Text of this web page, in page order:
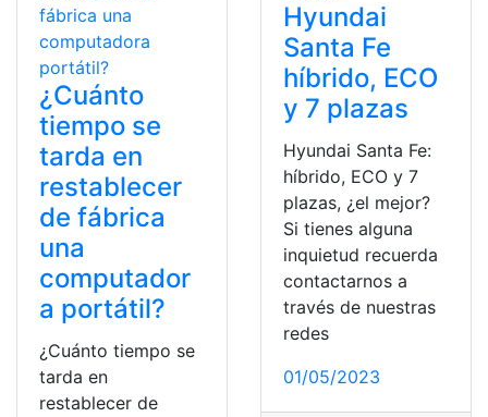
¿Cuánto
tiempo se
tarda en
restablecer
de fábrica
una
computador
a portátil?
¿Cuánto tiempo se
tarda en
restablecer de
Hyundai
Santa Fe
híbrido, ECO
y 7 plazas
Hyundai Santa Fe:
híbrido, ECO y 7
plazas, ¿el mejor?
Si tienes alguna
inquietud recuerda
contactarnos a
través de nuestras
redes
01/05/2023